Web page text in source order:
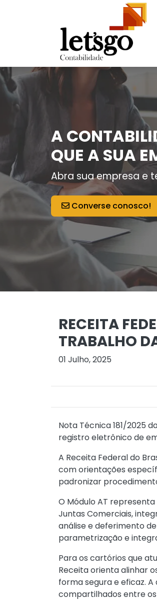
A
QUE A SUA
Abra sua empresa e
Converse conosco!
RECEITA
TRABALHO
01 Julho, 2025
Nota Técnica 181/2025
registro eletrônico de
A Receita Federal do
com orientações
padronizar
O Módulo AT
Juntas Comerciais,
análise e deferimento
parametrização e
Para os cartórios que
Receita orienta alinhar
forma segura e eficaz.
compartilhados entre